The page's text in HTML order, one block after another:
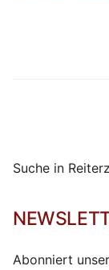
Suche in
Abonniert